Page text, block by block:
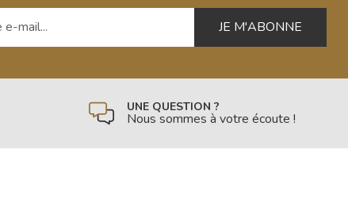
UNE QUESTION ?
Nous sommes à votre écoute !